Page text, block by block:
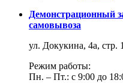
Демонстрационный
самовывоза
ул. Докукина, 4а, стр.
Режим работы:
Пн. – Пт.: с 9:00 до